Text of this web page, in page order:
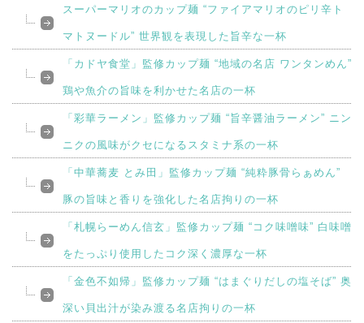
スーパーマリオのカップ麺 “ファイアマリオのピリ辛ト
マトヌードル” 世界観を表現した旨辛な一杯
「カドヤ食堂」監修カップ麺 “地域の名店 ワンタンめん”
鶏や魚介の旨味を利かせた名店の一杯
「彩華ラーメン」監修カップ麺 “旨辛醤油ラーメン” ニン
ニクの風味がクセになるスタミナ系の一杯
「中華蕎麦 とみ田」監修カップ麺 “純粋豚骨らぁめん”
豚の旨味と香りを強化した名店拘りの一杯
「札幌らーめん信玄」監修カップ麺 “コク味噌味” 白味噌
をたっぷり使用したコク深く濃厚な一杯
「金色不如帰」監修カップ麺 “はまぐりだしの塩そば” 奥
深い貝出汁が染み渡る名店拘りの一杯